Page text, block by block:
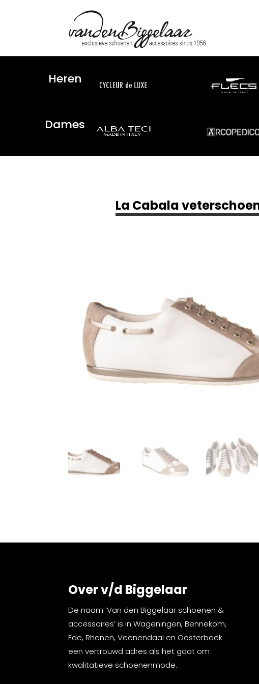
Heren
Dames
La Cabala
Over v/d Biggelaar
De naam ‘Van den Biggelaar schoenen &
accessoires’ is in Wageningen, Bennekom,
Ede, Rhenen, Veenendaal en Oosterbeek
een vertrouwd adres als het gaat om
kwalitatieve schoenenmode.